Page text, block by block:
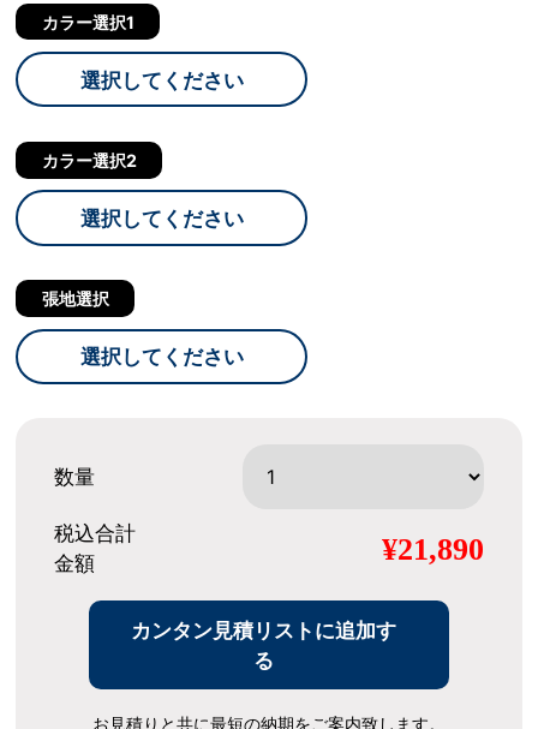
カラー選択1
選択してください
カラー選択2
選択してください
張地選択
選択してください
数量
税込合計
金額
¥21,890
カンタン見積リストに追加す
る
お見積りと共に最短の納期をご案内致します。